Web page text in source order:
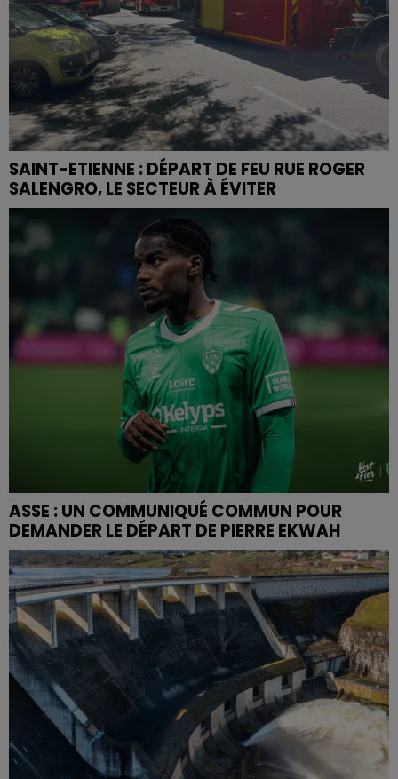
SAINT-ETIENNE : DÉPART DE FEU RUE ROGER
SALENGRO, LE SECTEUR À ÉVITER
ASSE : UN COMMUNIQUÉ COMMUN POUR
DEMANDER LE DÉPART DE PIERRE EKWAH